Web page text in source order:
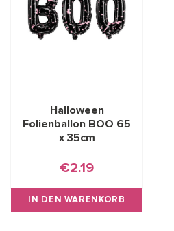
Halloween
Folienballon BOO 65
x 35cm
€2.19
IN DEN WARENKORB